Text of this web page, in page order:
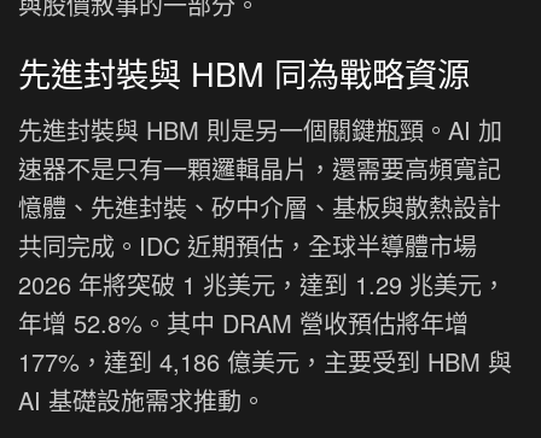
先進封裝與 HBM 同為戰略資源
先進封裝與 HBM 則是另一個關鍵瓶頸。AI 加
速器不是只有一顆邏輯晶片，還需要高頻寬記
憶體、先進封裝、矽中介層、基板與散熱設計
共同完成。IDC 近期預估，全球半導體市場
2026 年將突破 1 兆美元，達到 1.29 兆美元，
年增 52.8%。其中 DRAM 營收預估將年增
177%，達到 4,186 億美元，主要受到 HBM 與
AI 基礎設施需求推動。